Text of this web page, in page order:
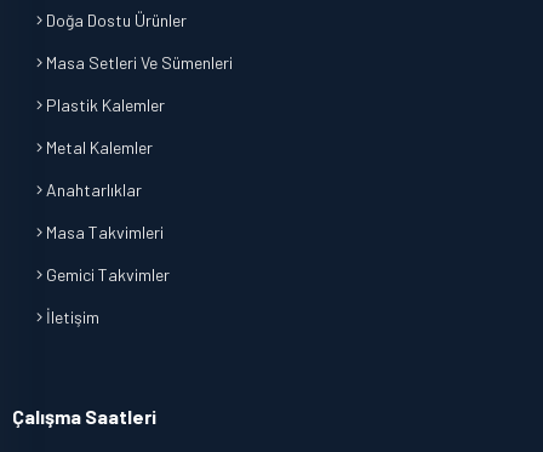
Doğa Dostu Ürünler
Masa Setleri Ve Sümenleri
Plastik Kalemler
Metal Kalemler
Anahtarlıklar
Masa Takvimleri
Gemici Takvimler
İletişim
Çalışma Saatleri